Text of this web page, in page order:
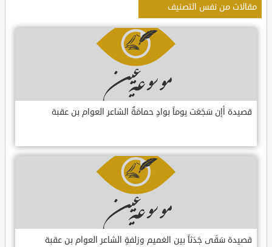
مقالات من نفس التصنيف
قصيدة أإن سَجَعَت يوماً بوادٍ حمامَةٌ الشاعر العوام بن عقبة
قصيدة سَقَى جَدَثاً بين الغميم وزلفةٍ الشاعر العوام بن عقبة